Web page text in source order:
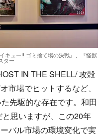
キュー‼ ゴミ捨て場の決戦』、『怪獣
ター
IN THE SHELL/ 攻殻
市場でヒットするなど、
先駆的な存在です。和田
思いますが、この20年
バル市場の環境変化で実